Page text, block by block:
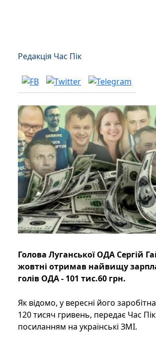
Редакція Час Пік
Голова Луганської ОДА Сергій
жовтні отримав найвищу
голів ОДА - 101 тис.60 грн.
Як відомо, у вересні його
120 тисяч гривень, передає Час
посиланням на українські ЗМІ.